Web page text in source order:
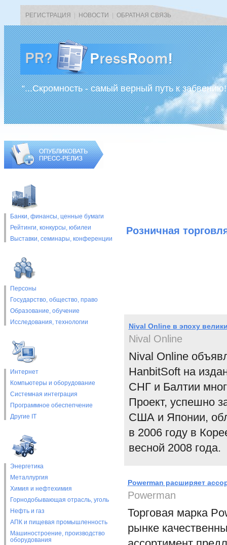
РЕГИСТРАЦИЯ НОВОСТИ ОБРАТНАЯ СВЯЗЬ
“...Скромность - самый верный путь к
Банки, финансы, ценные бумаги
Рейтинги, конкурсы, юбилеи
Выставки, cеминары, конференции
Персоны
Государство, общество, право
Образование, обучение
Исследования, технологии
Интернет
Компьютеры и оборудование
Системная интеграция
Программное обеспепчение
Другие IT
Энергетика
Металлургия
Химия и нефтехимия
Горнодобывающая отрасль, уголь
Нефть и газ
АПК и пищевая промышленность
Машиностроение, производство
оборудования
Розничная
Nival Online в эпоху
Nival Online
Nival Online
HanbitSoft на
СНГ и Балтии
Проект, успешно
США и Японии,
в 2006 году в
весной 2008 года.
Powerman расширяет
Powerman
Торговая марка
рынке